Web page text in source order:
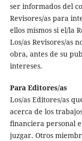
ser informados del
Revisores/as para
ellos mismos si el/la
Los/as Revisores/as
obra, antes de su
intereses.
Para Editores/as
Los/as Editores/as
acerca de los
financiera personal
juzgar. Otros